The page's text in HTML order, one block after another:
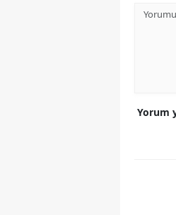
Yorum